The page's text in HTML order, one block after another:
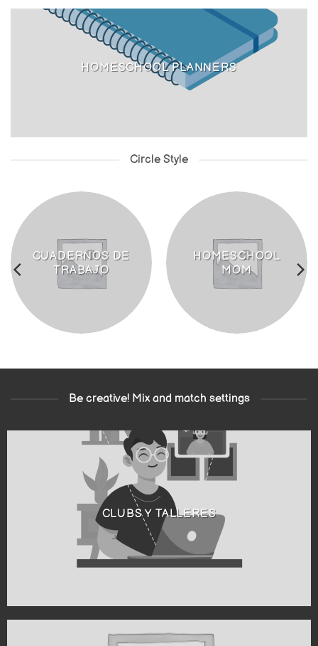
HOMESCHOOL PLANNERS
Circle Style
CUADERNOS DE
TRABAJO
HOMESCHOOL
MOM
Be creative! Mix and match settings
CLUBS Y TALLERES